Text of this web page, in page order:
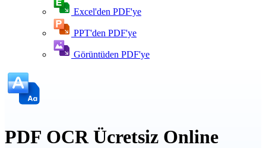
Excel'den PDF'ye
PPT'den PDF'ye
Görüntüden PDF'ye
PDF OCR Ücretsiz Online